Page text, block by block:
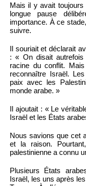
Mais il y avait toujours
longue pause
importance. À ce
suivre.
Il souriait et déclarait
: « On disait autrefois
racine du conflit.
reconnaître Israël.
paix avec les
monde arabe. »
Il ajoutait : « Le
Israël et les États
Nous savions que cet
et la raison.
palestinienne a connu
Plusieurs États
Israël, les uns après